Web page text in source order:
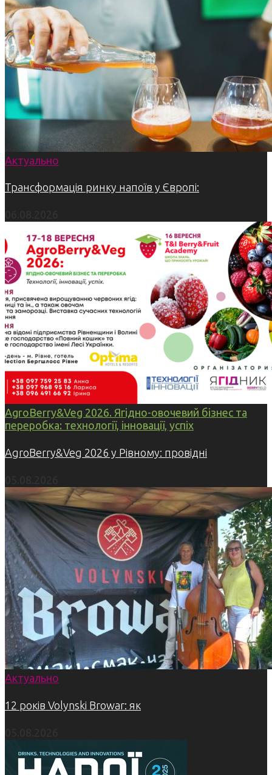
Актуально
Трансформація ринку напоїв у Європі:
AgroBerry&Veg 2026. Ягідно-овочевий бізнес та
переробка: технології, інновації, успіх
AgroBerry&Veg 2026 у Рівному: провідні
Актуально
12 років Volynski Browar: як